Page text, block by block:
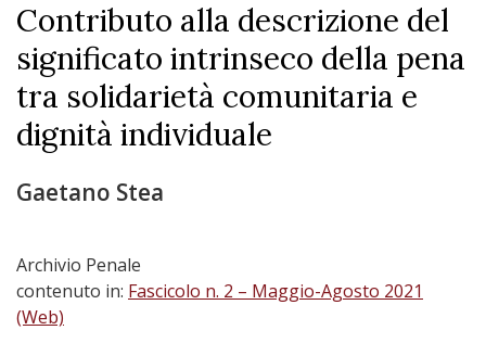
Contributo alla descrizione del
significato intrinseco della pena
tra solidarietà comunitaria e
dignità individuale
Gaetano Stea
Archivio Penale
contenuto in: Fascicolo n. 2 – Maggio-Agosto 2021
(Web)